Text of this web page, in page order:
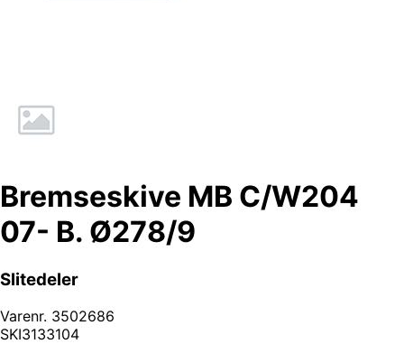
Bremseskive MB C/W204
07- B. Ø278/9
Slitedeler
Varenr. 3502686
SKI3133104